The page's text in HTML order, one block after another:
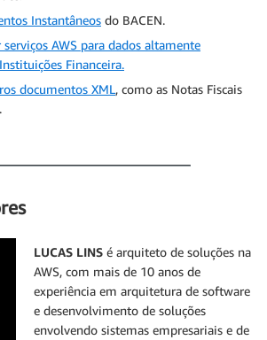
Instantâneos do BACEN.
AWS para dados altamente
Financeira.
documentos XML, como as Notas Fiscais
LUCAS LINS é arquiteto de soluções na
AWS, com mais de 10 anos de
experiência em arquitetura de software
e desenvolvimento de soluções
envolvendo sistemas empresariais e de